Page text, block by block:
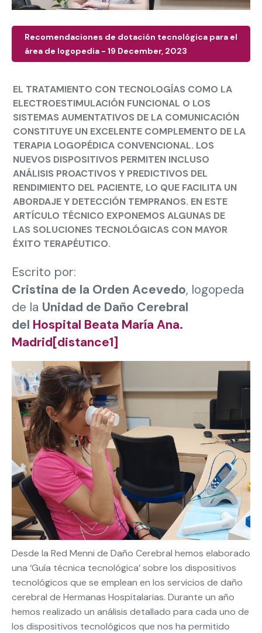
Recomendaciones de dotación tecnológica para el
área de logopedia - 19 December, 2023
EL TRATAMIENTO CON TECNOLOGÍAS COMO LA
ELECTROESTIMULACIÓN FUNCIONAL O LOS
SISTEMAS AUMENTATIVOS DE LA COMUNICACIÓN
CONSTITUYE UN EXCELENTE COMPLEMENTO DE LA
TERAPIA LOGOPÉDICA CONVENCIONAL. LOS
NUEVOS DISPOSITIVOS PERMITEN INCLUSO
ANÁLISIS PROACTIVOS Y PREDICTIVOS DEL
RENDIMIENTO DEL PACIENTE, LO QUE FACILITA UN
ABORDAJE Y DETECCIÓN TEMPRANOS. EN ESTE
ARTÍCULO TÉCNICO EXPONEMOS ALGUNAS DE
LAS SOLUCIONES TECNOLÓGICAS CON MAYOR
ÉXITO TERAPÉUTICO.
Escrito por:
Cristina de la Orden Acevedo, logopeda
de la Unidad de Daño Cerebral
del Hospital Beata María Ana.
Madrid[distance1]
Desde la Red Menni de Daño Cerebral hemos elaborado
una ‘Guía técnica tecnológica’ sobre los dispositivos
tecnológicos que se emplean en los servicios de daño
cerebral de Hermanas Hospitalarias. Durante un año
hemos realizado un análisis detallado para cada uno de
los dispositivos tecnológicos que nos ha permitido